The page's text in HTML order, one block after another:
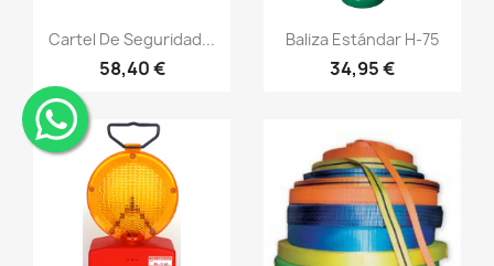
visibilityVistazo rápido
Cartel De Seguridad...
58,40 €
visibilityVistazo rápido
Baliza Estándar H-75
34,95 €
¨